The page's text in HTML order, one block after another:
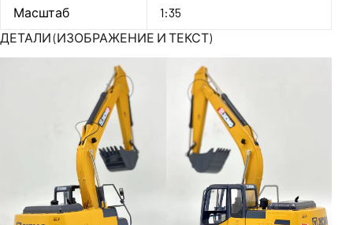
Масштаб
1:35
ДЕТАЛИ (ИЗОБРАЖЕНИЕ И ТЕКСТ)